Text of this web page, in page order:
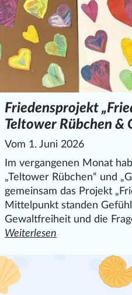
Friedensprojekt
Teltower Rübchen &
Vom 1. Juni 2026
Im vergangenen Monat
„Teltower Rübchen“ und
gemeinsam das Projekt
Mittelpunkt standen
Gewaltfreiheit und die
Weiterlesen
den ganzen Artikel